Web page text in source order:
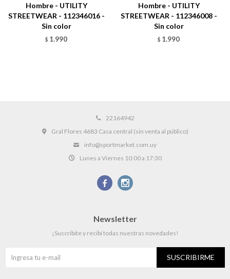
Hombre - UTILITY
STREETWEAR - 112346016 -
Sin color
$ 1.990
Hombre - UTILITY
STREETWEAR - 112346008 -
Sin color
$ 1.990
22164942
Gral Flores 4683 Casa central (sin venta al público)
info@sportmarket.com.uy
Lunes a Viernes 10:00 a 17:30
 
Newsletter
¡Suscribite y recibí todas nuestras novedades!
SUSCRIBIRME